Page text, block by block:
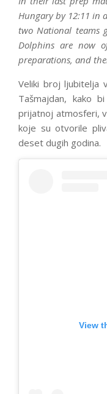
Hungary by 12:11 in
two National teams
Dolphins are now
preparations, and
Veliki broj ljubitelja
Tašmajdan, kako
prijatnoj atmosferi,
koje su otvorile
deset dugih godina.
View